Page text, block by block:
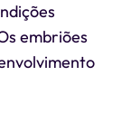
embriões